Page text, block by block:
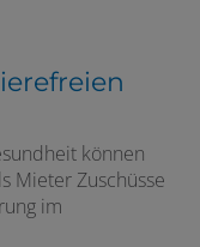
können
Mieter Zuschüsse
im